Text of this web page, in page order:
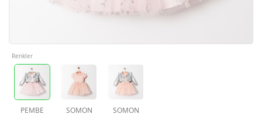
Geri Bildirim
İletişim
Renkler
PEMBE SOMON SOMON